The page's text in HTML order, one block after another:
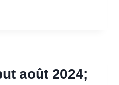
août 2024;